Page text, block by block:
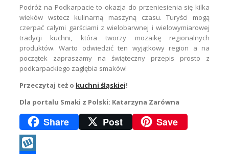
Podróż na Podkarpacie to okazja do przeniesienia się kilka
wieków wstecz kulinarną maszyną czasu. Turyści mogą
czerpać całymi garściami z wielobarwnej i wielowymiarowej
tradycji kuchni, która tworzy mozaikę regionalnych
produktów. Warto odwiedzić ten wyjątkowy region a na
początek zapraszamy na świąteczny przepis prosto z
podkarpackiego zagłębia smaków!
Przeczytaj też o kuchni śląskiej!
Dla portalu Smaki z Polski: Katarzyna Zarówna
Share Post Save